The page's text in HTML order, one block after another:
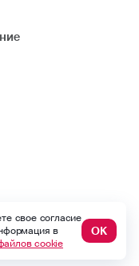
свое согласие
в
cookie
ОК